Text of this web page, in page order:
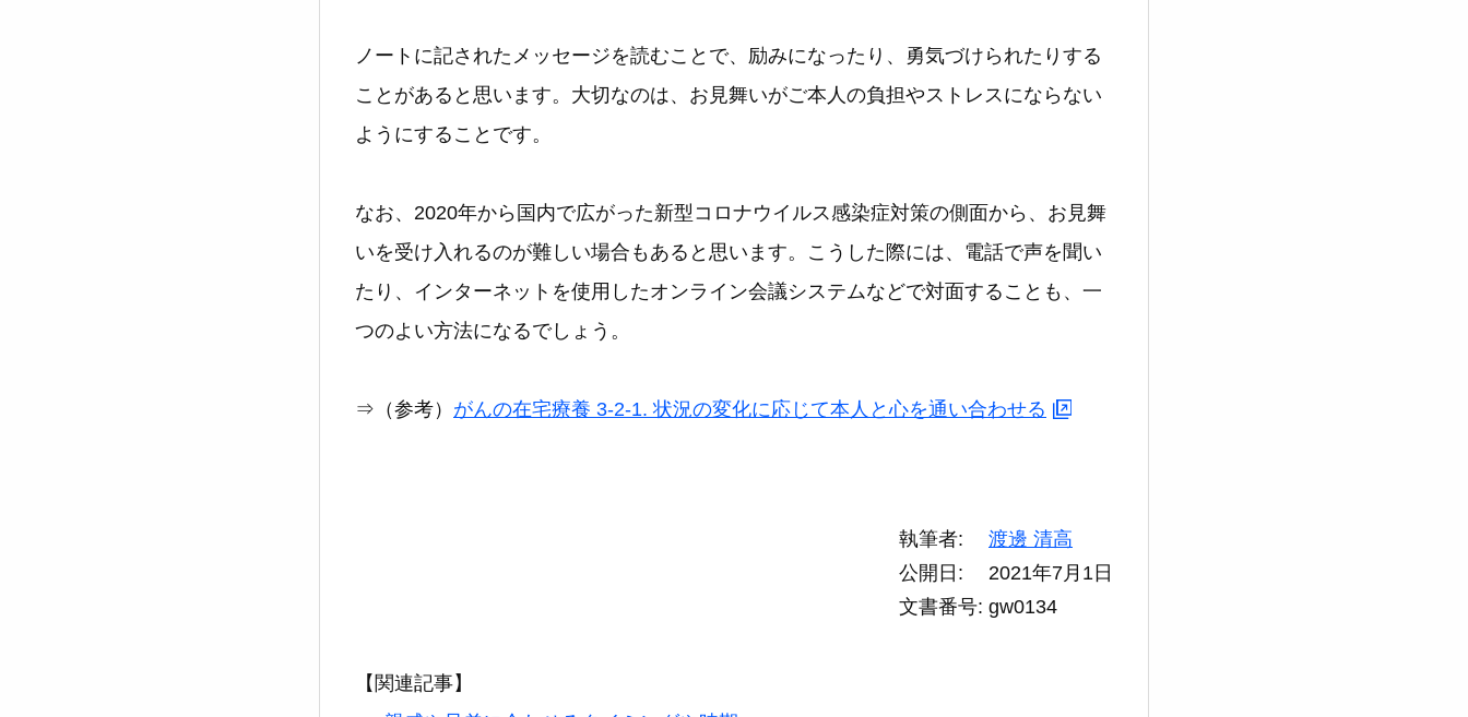
ノートに記されたメッセージを読むことで、励みになったり、勇気づけられたりする
ことがあると思います。大切なのは、お見舞いがご本人の負担やストレスにならない
ようにすることです。
なお、2020年から国内で広がった新型コロナウイルス感染症対策の側面から、お見舞
いを受け入れるのが難しい場合もあると思います。こうした際には、電話で声を聞い
たり、インターネットを使用したオンライン会議システムなどで対面することも、一
つのよい方法になるでしょう。
⇒（参考） がんの在宅療養 3-2-1. 状況の変化に応じて本人と心を通い合わせる
執筆者
渡邊 清高
公開日
2021年7月1日
文書番号 gw0134
【関連記事】